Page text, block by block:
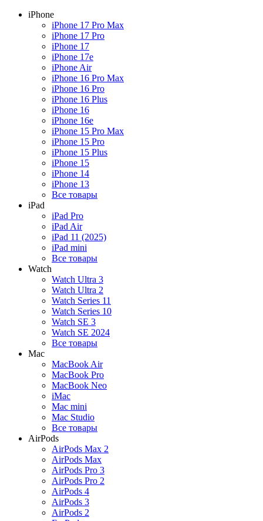
iPhone
iPhone 17 Pro Max
iPhone 17 Pro
iPhone 17
iPhone 17e
iPhone Air
iPhone 16 Pro Max
iPhone 16 Pro
iPhone 16 Plus
iPhone 16
iPhone 16e
iPhone 15 Pro Max
iPhone 15 Pro
iPhone 15 Plus
iPhone 15
iPhone 14
iPhone 13
Все товары
iPad
iPad Pro
iPad Air
iPad 11 (2025)
iPad mini
Все товары
Watch
Watch Ultra 3
Watch Ultra 2
Watch Series 11
Watch Series 10
Watch SE 3
Watch SE 2024
Все товары
Mac
MacBook Air
MacBook Pro
MacBook Neo
iMac
Mac mini
Mac Studio
Все товары
AirPods
AirPods Max 2
AirPods Max
AirPods Pro 3
AirPods Pro 2
AirPods 4
AirPods 3
AirPods 2